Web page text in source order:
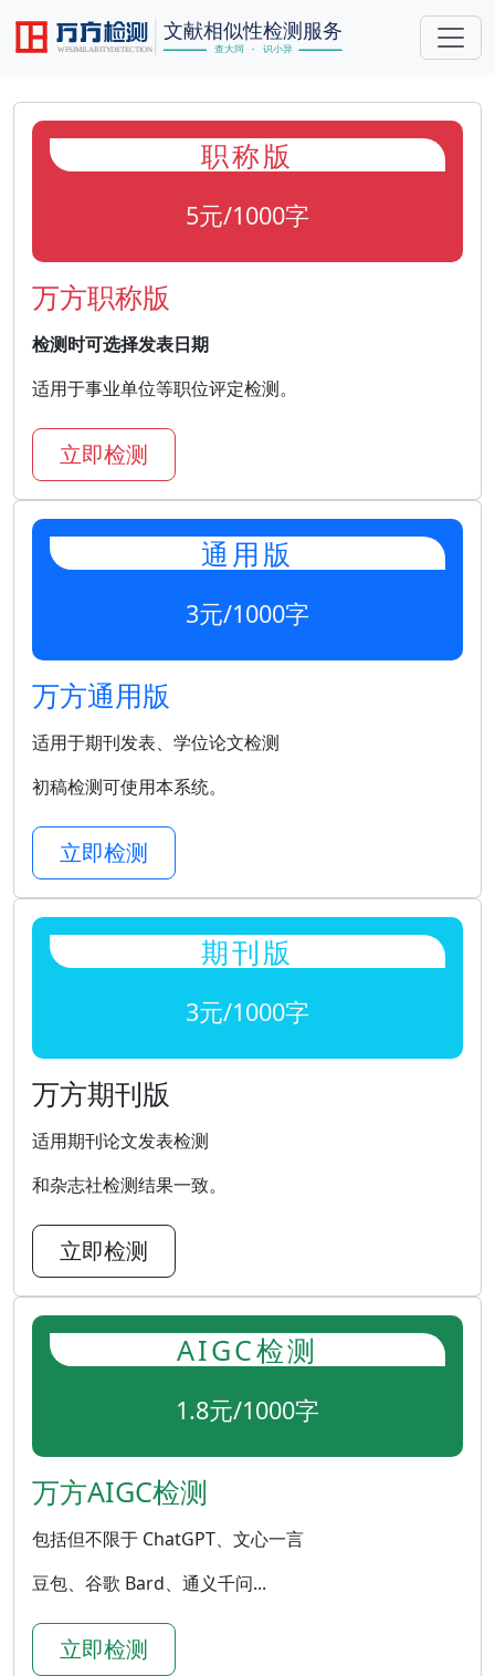
职称版
5元/1000字
万方职称版
检测时可选择发表日期
适用于事业单位等职位评定检测。
立即检测
通用版
3元/1000字
万方通用版
适用于期刊发表、学位论文检测
初稿检测可使用本系统。
立即检测
期刊版
3元/1000字
万方期刊版
适用期刊论文发表检测
和杂志社检测结果一致。
立即检测
AIGC检测
1.8元/1000字
万方AIGC检测
包括但不限于 ChatGPT、文心一言
豆包、谷歌 Bard、通义千问...
立即检测